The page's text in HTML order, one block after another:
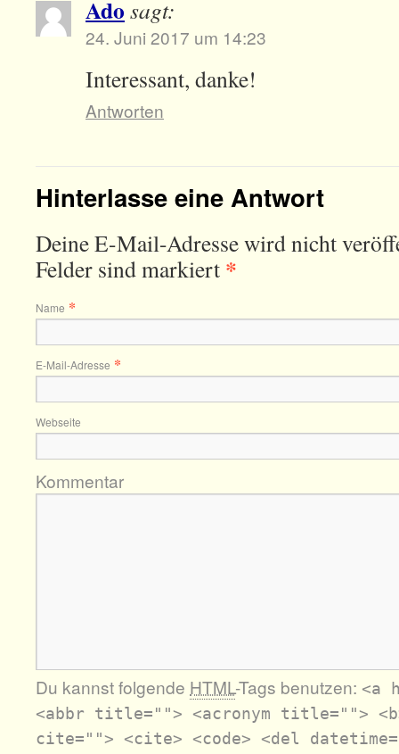
Ado sagt:
24. Juni 2017 um 14:23
Interessant, danke!
Antworten
Hinterlasse eine Antwort
Deine E-Mail-Adresse wird nicht
Felder sind markiert *
Name *
E-Mail-Adresse *
Webseite
Kommentar
Du kannst folgende HTML-Tags benutzen: <a
<abbr title=""> <acronym title="">
cite=""> <cite> <code> <del